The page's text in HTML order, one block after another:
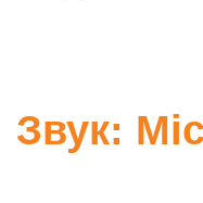
Звук: